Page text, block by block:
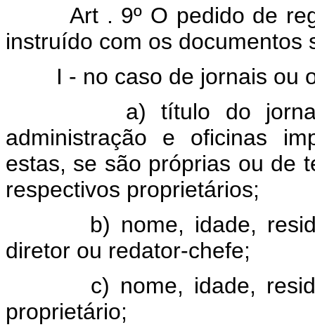
Art . 9º O pedido de
instruído com os documentos
I - no caso de jornais ou
a) título do jornal ou
administração e oficinas
estas, se são próprias ou de
respectivos proprietários;
b) nome, idade,
diretor ou redator-chefe;
c) nome, idade,
proprietário;